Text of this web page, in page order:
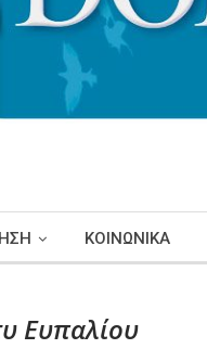
ΚΟΙΝΩΝΙΚΑ
Ευπαλίου